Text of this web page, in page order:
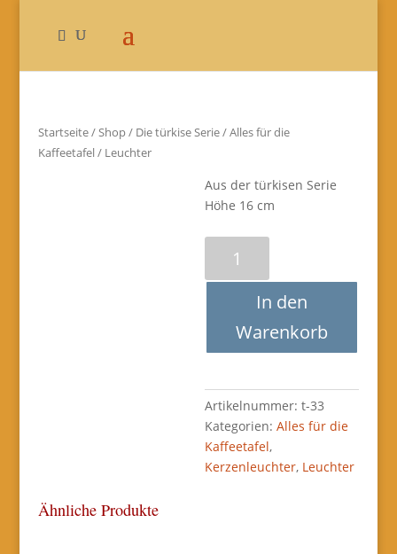
Startseite/Shop/ Die türkise Serie/Alles für die
Kaffeetafel/ Leuchter
Aus der türkisen Serie
Höhe 16 cm
Menge
In den
Warenkorb
Artikelnummer:t-33
Kategorien:Alles für die
Kaffeetafel,
Kerzenleuchter, Leuchter
Ähnliche Produkte